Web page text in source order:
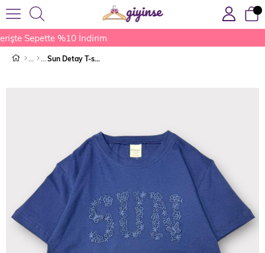
Sepette %10 İndirim
Sun Detay T-shirt Lacivert